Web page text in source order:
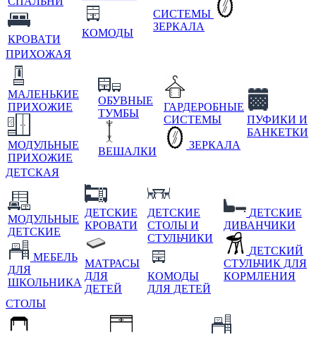
КРОВАТИ
КОМОДЫ
СИСТЕМЫ
ЗЕРКАЛА
ПРИХОЖАЯ
МАЛЕНЬКИЕ
ПРИХОЖИЕ
МОДУЛЬНЫЕ
ПРИХОЖИЕ
ОБУВНЫЕ
ТУМБЫ
ВЕШАЛКИ
ГАРДЕРОБНЫЕ
СИСТЕМЫ
ЗЕРКАЛА
ПУФИКИ И
БАНКЕТКИ
ДЕТСКАЯ
МОДУЛЬНЫЕ
ДЕТСКИЕ
МЕБЕЛЬ
ДЛЯ
ШКОЛЬНИКА
ДЕТСКИЕ
КРОВАТИ
МАТРАСЫ
ДЛЯ
ДЕТЕЙ
ДЕТСКИЕ
СТОЛЫ И
СТУЛЬЧИКИ
КОМОДЫ
ДЛЯ ДЕТЕЙ
ДЕТСКИЕ
ДИВАНЧИКИ
ДЕТСКИЙ
СТУЛЬЧИК ДЛЯ
КОРМЛЕНИЯ
СТОЛЫ